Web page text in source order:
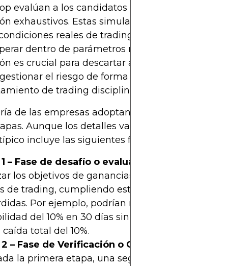
evalúan a los candidatos mediante modelos
exhaustivos. Estas simulaciones están
reales de trading y explorar si el
dentro de parámetros rigurosos. La fase de
es crucial para descartar a los operadores que
el riesgo de forma consistente ni
de trading disciplinado.
de las empresas adoptan un marco de
Aunque los detalles varían según la
incluye las siguientes fases:
– Fase de desafío o evaluación:
los objetivos de ganancias en un número
de trading, cumpliendo estrictas normas de
Por ejemplo, podrían necesitar lograr una
del 10% en 30 días sin sufrir una caída
total del 10%.
– Fase de Verificación o Calificación:
la primera etapa, una segunda fase verifica la